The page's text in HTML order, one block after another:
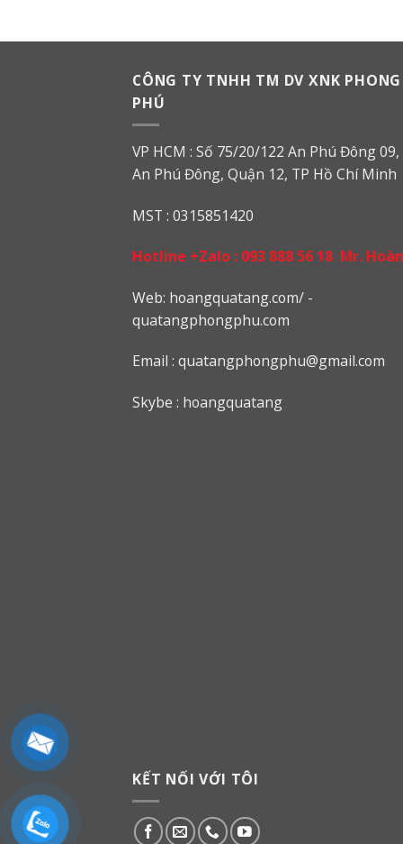
CÔNG TY TNHH TM DV XNK PHONG
PHÚ
VP HCM : Số 75/20/122 An Phú Đông 09,
An Phú Đông, Quận 12, TP Hồ Chí Minh
MST : 0315851420
Hotline +Zalo : 093 888 56 18 Mr.
Web: hoangquatang.com/ -
quatangphongphu.com
Email : quatangphongphu@gmail.com
Skybe : hoangquatang
KẾT NỐI VỚI TÔI